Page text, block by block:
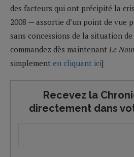
des facteurs qui ont précipité la
2008 — assortie d’un point de vue
sans concessions de la situation
commandez dès maintenant Le
simplement en cliquant ici]
Recevez la
directement dans